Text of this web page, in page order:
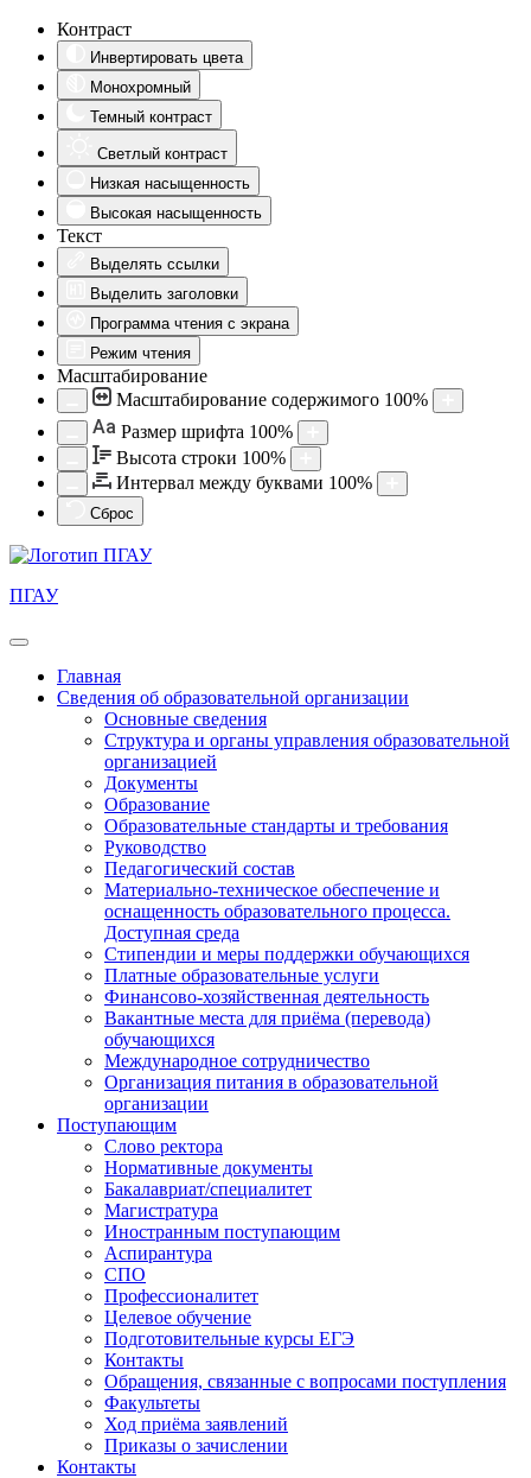
Контраст
Инвертировать цвета
Монохромный
Темный контраст
Светлый контраст
Низкая насыщенность
Высокая насыщенность
Текст
Выделять ссылки
Выделить заголовки
Программа чтения с экрана
Режим чтения
Масштабирование
Масштабирование содержимого 100%
Aa Размер шрифта 100%
Высота строки 100%
Интервал между буквами 100%
Сброс
ПГАУ
Главная
Сведения об образовательной организации
Основные сведения
Структура и органы управления образовательной
организацией
Документы
Образование
Образовательные стандарты и требования
Руководство
Педагогический состав
Материально-техническое обеспечение и
оснащенность образовательного процесса.
Доступная среда
Стипендии и меры поддержки обучающихся
Платные образовательные услуги
Финансово-хозяйственная деятельность
Вакантные места для приёма (перевода)
обучающихся
Международное сотрудничество
Организация питания в образовательной
организации
Поступающим
Слово ректора
Нормативные документы
Бакалавриат/специалитет
Магистратура
Иностранным поступающим
Аспирантура
СПО
Профессионалитет
Целевое обучение
Подготовительные курсы ЕГЭ
Контакты
Обращения, связанные с вопросами поступления
Факультеты
Ход приёма заявлений
Приказы о зачислении
Контакты